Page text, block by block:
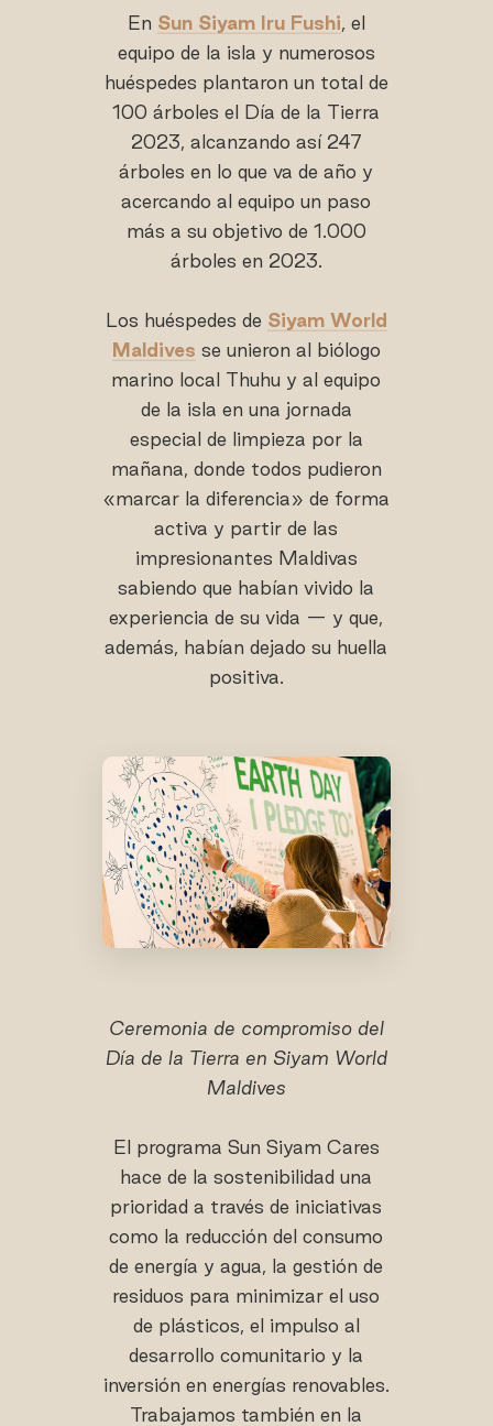
En Sun Siyam Iru Fushi , el
equipo de la isla y numerosos
huéspedes plantaron un total de
100 árboles el Día de la Tierra
2023, alcanzando así 247
árboles en lo que va de año y
acercando al equipo un paso
más a su objetivo de 1.000
árboles en 2023.
Los huéspedes de Siyam World
Maldives se unieron al biólogo
marino local Thuhu y al equipo
de la isla en una jornada
especial de limpieza por la
mañana, donde todos pudieron
«marcar la diferencia» de forma
activa y partir de las
impresionantes Maldivas
sabiendo que habían vivido la
experiencia de su vida — y que,
además, habían dejado su huella
positiva.
Ceremonia de compromiso del
Día de la Tierra en Siyam World
Maldives
El programa Sun Siyam Cares
hace de la sostenibilidad una
prioridad a través de iniciativas
como la reducción del consumo
de energía y agua, la gestión de
residuos para minimizar el uso
de plásticos, el impulso al
desarrollo comunitario y la
inversión en energías renovables.
Trabajamos también en la